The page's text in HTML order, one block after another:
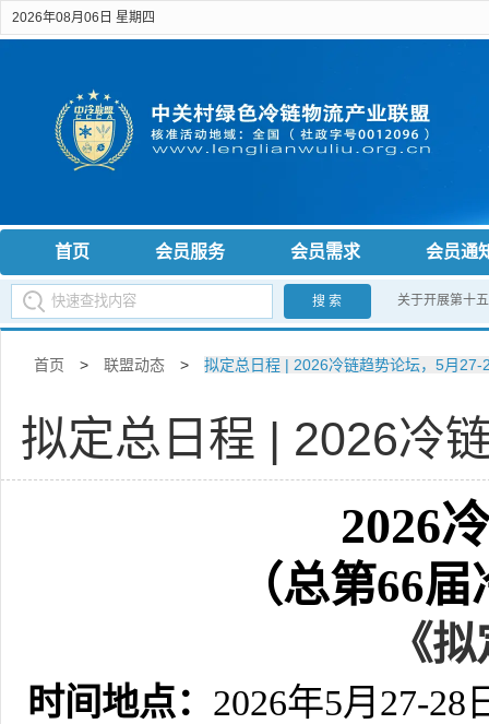
2026年08月06日 星期四
首页 会员服务 会员需求 会员通
搜 索 关于开展第十
首页 > 联盟动态 > 拟定总日程 | 2026冷链趋势论坛，5月27-
拟定总日程 | 2026冷
2026
（总第66
《
时间地点： 2026年5月27-